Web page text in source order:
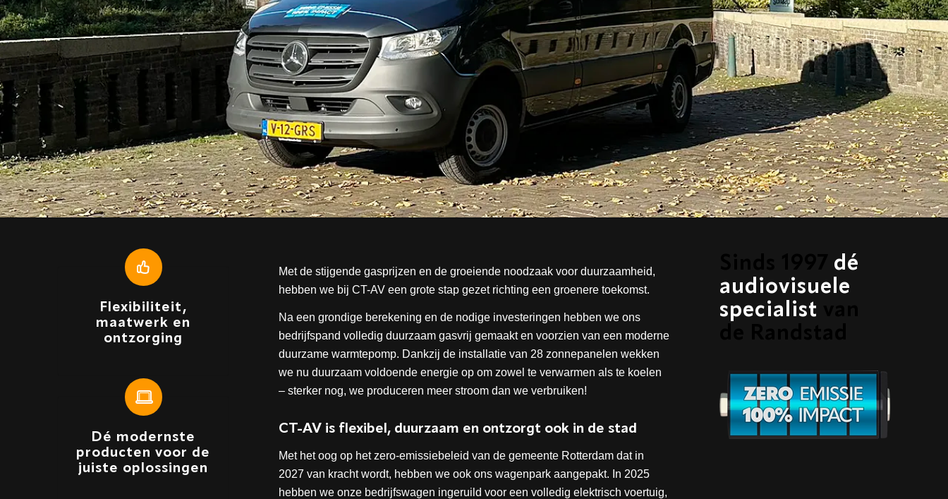
Flexibiliteit,
maatwerk en
ontzorging
Dé modernste
producten voor de
juiste oplossingen
Met de stijgende gasprijzen en de groeiende noodzaak voor duurzaamheid,
hebben we bij CT-AV een grote stap gezet richting een groenere toekomst.
Na een grondige berekening en de nodige investeringen hebben we ons
bedrijfspand volledig duurzaam gasvrij gemaakt en voorzien van een moderne
duurzame warmtepomp. Dankzij de installatie van 28 zonnepanelen wekken
we nu duurzaam voldoende energie op om zowel te verwarmen als te koelen
– sterker nog, we produceren meer stroom dan we verbruiken!
CT-AV is flexibel, duurzaam en ontzorgt ook in de stad
Met het oog op het zero-emissiebeleid van de gemeente Rotterdam dat in
2027 van kracht wordt, hebben we ook ons wagenpark aangepakt. In 2025
hebben we onze bedrijfswagen ingeruild voor een volledig elektrisch voertuig,
dé
audiovisuele
specialist